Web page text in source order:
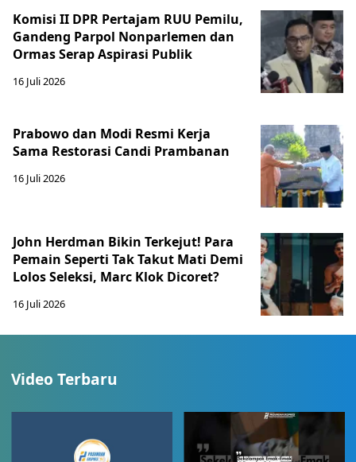
Komisi II DPR Pertajam RUU Pemilu,
Gandeng Parpol Nonparlemen dan
Ormas Serap Aspirasi Publik
16 Juli 2026
Prabowo dan Modi Resmi Kerja
Sama Restorasi Candi Prambanan
16 Juli 2026
John Herdman Bikin Terkejut! Para
Pemain Seperti Tak Takut Mati Demi
Lolos Seleksi, Marc Klok Dicoret?
16 Juli 2026
Video Terbaru